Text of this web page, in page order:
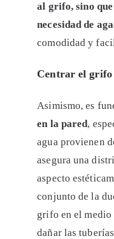
al grifo, sino
necesidad de
comodidad y
Centrar el grifo
Asimismo, es
en la pared,
agua provienen
asegura una
aspecto
conjunto de la
grifo en el medio
dañar las